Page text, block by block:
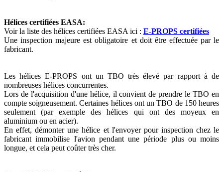
Hélices certifiées EASA:
Voir la liste des hélices certifiées EASA ici : E-PROPS certifiées
Une inspection majeure est obligatoire et doit être effectuée par le
fabricant.
Les hélices E-PROPS ont un TBO très élevé par rapport à de
nombreuses hélices concurrentes.
Lors de l'acquisition d'une hélice, il convient de prendre le TBO en
compte soigneusement. Certaines hélices ont un TBO de 150 heures
seulement (par exemple des hélices qui ont des moyeux en
aluminium ou en acier).
En effet, démonter une hélice et l'envoyer pour inspection chez le
fabricant immobilise l'avion pendant une période plus ou moins
longue, et cela peut coûter très cher.